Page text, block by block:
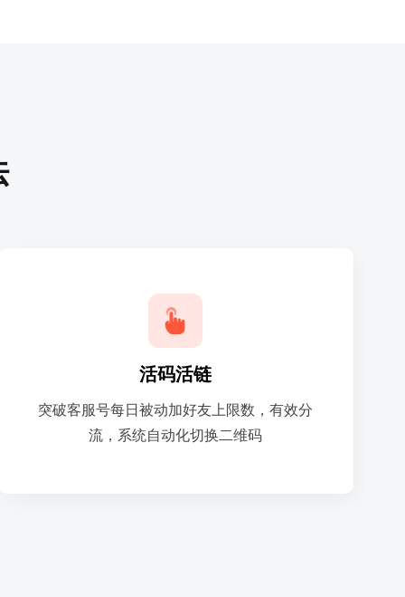
活码活链
突破客服号每日被动加好友上限数，有效分
流，系统自动化切换二维码
活码活链
突破客服号每日被动加好友上限数，有效分
流，系统自动化切换二维码
了解详情